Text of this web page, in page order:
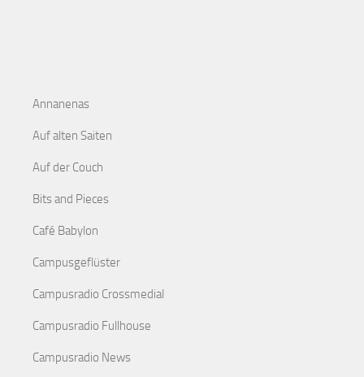
Annanenas
Auf alten Saiten
Auf der Couch
Bits and Pieces
Café Babylon
Campusgeflüster
Campusradio Crossmedial
Campusradio Fullhouse
Campusradio News